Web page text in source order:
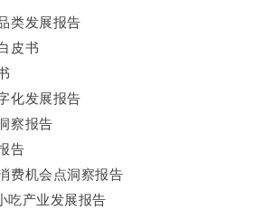
类发展报告
皮书
化发展报告
察报告
告
费机会点洞察报告
产业发展报告